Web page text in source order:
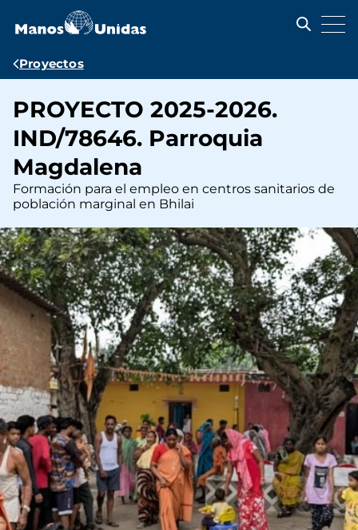
contenido
Ruta
navegación
Proyectos
PROYECTO 2025-2026.
IND/78646. Parroquia
Magdalena
Formación para el empleo en centros sanitarios de
población marginal en Bhilai